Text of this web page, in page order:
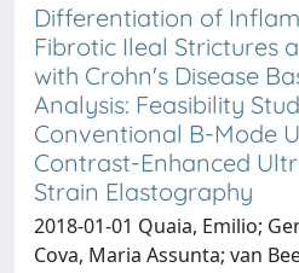
Differentiation of
Fibrotic Ileal Strictures
with Crohn's Disease
Analysis: Feasibility
Conventional B-Mode
Contrast-Enhanced
Strain Elastography
2018-01-01 Quaia, Emilio;
Cova, Maria Assunta; van